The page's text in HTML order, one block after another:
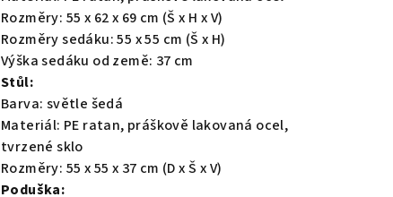
Rozměry: 55 x 62 x 69 cm (Š x H x V)
Rozměry sedáku: 55 x 55 cm (Š x H)
Výška sedáku od země: 37 cm
Stůl:
Barva: světle šedá
Materiál: PE ratan, práškově lakovaná ocel,
tvrzené sklo
Rozměry: 55 x 55 x 37 cm (D x Š x V)
Poduška: